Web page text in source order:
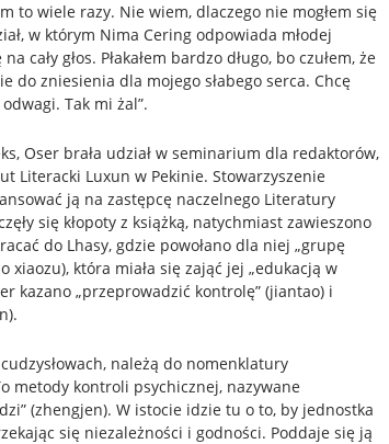
to wiele razy. Nie wiem, dlaczego nie mogłem się
w którym Nima Cering odpowiada młodej
cały głos. Płakałem bardzo długo, bo czułem, że
do zniesienia dla mojego słabego serca. Chcę
Tak mi żal”.
Oser brała udział w seminarium dla redaktorów,
Literacki Luxun w Pekinie. Stowarzyszenie
ją na zastępcę naczelnego Literatury
się kłopoty z książką, natychmiast zawieszono
do Lhasy, gdzie powołano dla niej „grupę
xiaozu), która miała się zająć jej „edukacją w
kazano „przeprowadzić kontrolę” (jiantao) i
należą do nomenklatury
metody kontroli psychicznej, nazywane
(zhengjen). W istocie idzie tu o to, by jednostka
się niezależności i godności. Poddaje się ją